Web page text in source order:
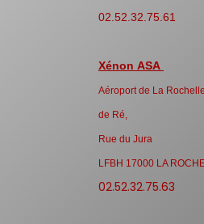
02.52.32.75.61
Xénon ASA
Aéroport de La
de Ré,
Rue du Jura
LFBH 17000 LA
02.52.32.75.63